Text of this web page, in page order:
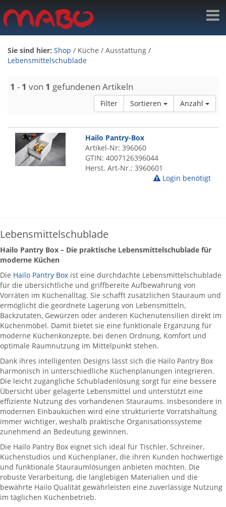
Sie sind hier: Shop / Küche / Ausstattung /
Lebensmittelschublade
1 - 1 von 1 gefundenen Artikeln
Filter Sortieren Anzahl
Hailo Pantry-Box
Artikel-Nr: 396060
GTIN: 4007126396044
Herst. Art-Nr.: 3960601
Login benötigt
Lebensmittelschublade
Hailo Pantry Box – Die praktische Lebensmittelschublade für
moderne Küchen
Die Hailo Pantry Box ist eine durchdachte Lebensmittelschublade
für die übersichtliche und griffbereite Aufbewahrung von
Vorräten im Küchenalltag. Sie schafft zusätzlichen Stauraum und
ermöglicht die geordnete Lagerung von Lebensmitteln,
Backzutaten, Gewürzen oder anderen Küchenutensilien direkt im
Küchenmöbel. Damit bietet sie eine funktionale Ergänzung für
moderne Küchenkonzepte, bei denen Ordnung, Komfort und
optimale Raumnutzung im Mittelpunkt stehen.
Dank ihres intelligenten Designs lässt sich die Hailo Pantry Box
harmonisch in unterschiedliche Küchenplanungen integrieren.
Die leicht zugängliche Schubladenlösung sorgt für eine bessere
Übersicht über gelagerte Lebensmittel und unterstützt eine
effiziente Nutzung des vorhandenen Stauraums. Insbesondere in
modernen Einbauküchen wird eine strukturierte Vorratshaltung
immer wichtiger, weshalb praktische Organisationssysteme
zunehmend an Bedeutung gewinnen.
Die Hailo Pantry Box eignet sich ideal für Tischler, Schreiner,
Küchenstudios und Küchenplaner, die ihren Kunden hochwertige
und funktionale Stauraumlösungen anbieten möchten. Die
robuste Verarbeitung, die langlebigen Materialien und die
bewährte Hailo Qualität gewährleisten eine zuverlässige Nutzung
im täglichen Küchenbetrieb.